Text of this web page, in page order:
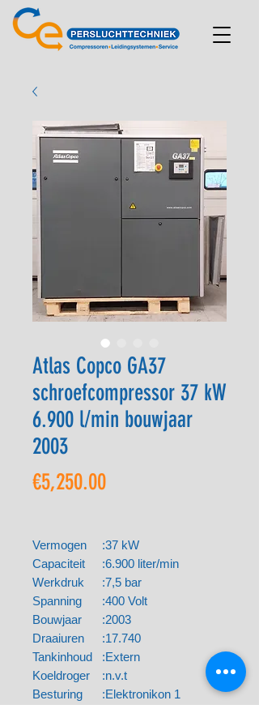
Atlas Copco GA37
schroefcompressor 37 kW
6.900 l/min bouwjaar
2003
€5,250.00Price
Vermogen :37 kW
Capaciteit
:6.900 liter/min
Werkdruk
:7,5 bar
Spanning
:400 Volt
Bouwjaar
:2003
Draaiuren
:17.740
Tankinhoud :Extern
Koeldroger
:n.v.t
Besturing
:Elektronikon 1